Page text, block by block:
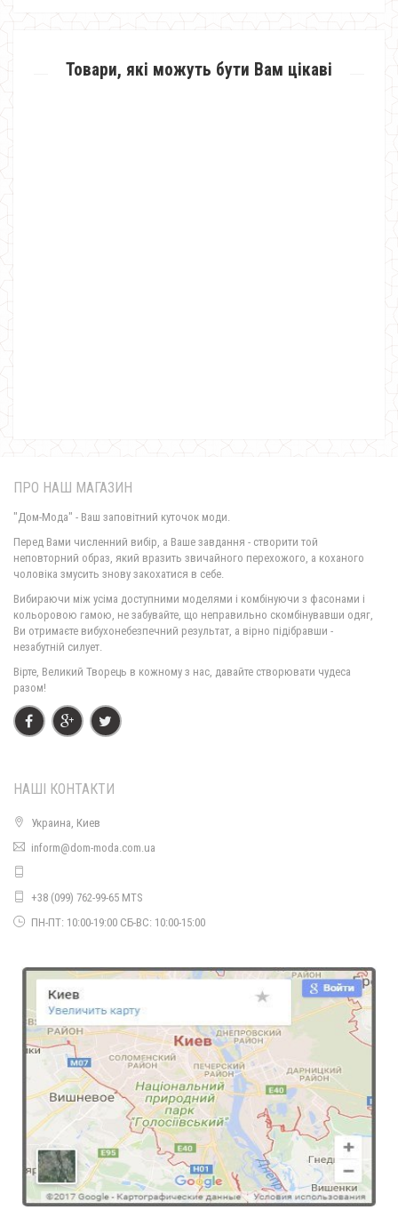
Товари, які можуть бути Вам цікаві
650.00грн.
Жіночі стильні чорні джинси із вишивкою великого розміру
690.00грн.
Жіночі стильні чорні джинси із вишивкою
Жіночі облягаючі чорні лосіни зі вставками із сітки
Жіночі чорні стильні лосіни зі вставками з сітки
Жіночі чорні легінси з еко шкіри
530.00грн.
ПРО НАШ МАГАЗИН
"Дом-Мода" - Ваш заповітний куточок моди.
Перед Вами численний вибір, а Ваше завдання - створити той
неповторний образ, який вразить звичайного перехожого, а коханого
чоловіка змусить знову закохатися в себе.
Вибираючи між усіма доступними моделями і комбінуючи з фасонами і
кольоровою гамою, не забувайте, що неправильно скомбінувавши одяг,
Ви отримаєте вибухонебезпечний результат, а вірно підібравши -
незабутній силует.
Вірте, Великий Творець в кожному з нас, давайте створювати чудеса
разом!
НАШІ КОНТАКТИ
Украина, Киев
inform@dom-moda.com.ua
+38 (099) 762-99-65 MTS
ПН-ПТ: 10:00-19:00 СБ-ВС: 10:00-15:00